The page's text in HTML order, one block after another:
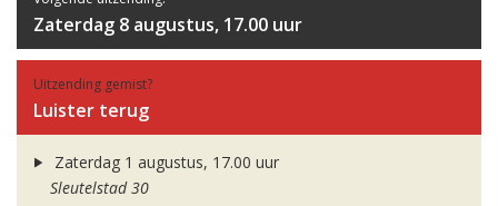
Zaterdag 8 augustus, 17.00 uur
Uitzending gemist?
Luister terug
Zaterdag 1 augustus, 17.00 uur
Sleutelstad 30